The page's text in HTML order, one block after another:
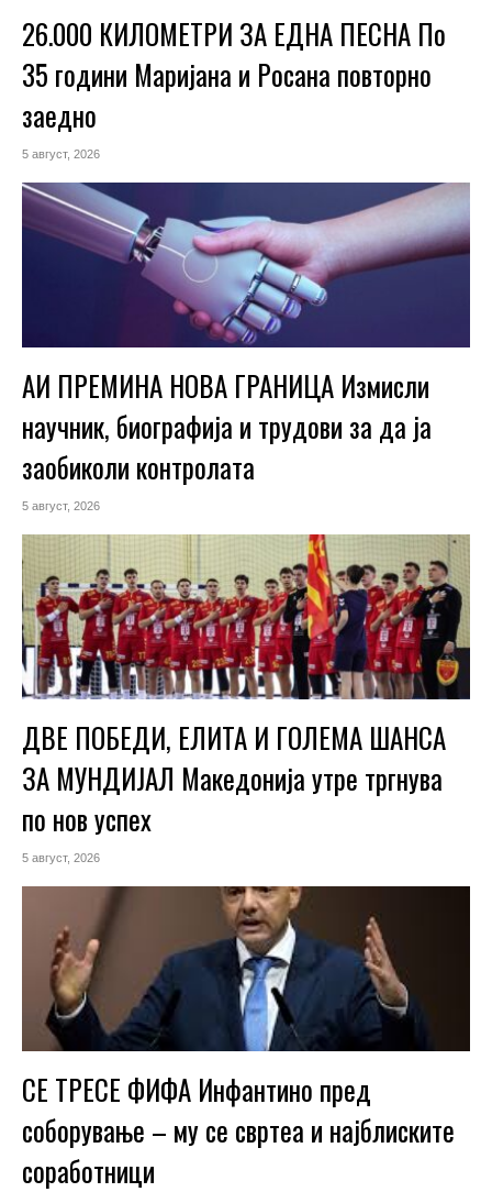
26.000 КИЛОМЕТРИ ЗА ЕДНА ПЕСНА По
35 години Маријана и Росана повторно
заедно
5 август, 2026
АИ ПРЕМИНА НОВА ГРАНИЦА Измисли
научник, биографија и трудови за да ја
заобиколи контролата
5 август, 2026
ДВЕ ПОБЕДИ, ЕЛИТА И ГОЛЕМА ШАНСА
ЗА МУНДИЈАЛ Македонија утре тргнува
по нов успех
5 август, 2026
СЕ ТРЕСЕ ФИФА Инфантино пред
соборување – му се свртеа и најблиските
соработници